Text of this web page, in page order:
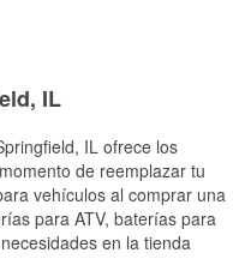
IL
IL ofrece los
de reemplazar tu
vehículos al comprar una
para ATV, baterías para
en la tienda